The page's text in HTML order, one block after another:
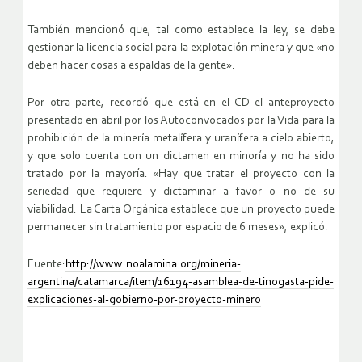
También mencionó que, tal como establece la ley, se debe
gestionar la licencia social para la explotación minera y que «no
deben hacer cosas a espaldas de la gente».
Por otra parte, recordó que está en el CD el anteproyecto
presentado en abril por los Autoconvocados por la Vida para la
prohibición de la minería metalífera y uranífera a cielo abierto,
y que solo cuenta con un dictamen en minoría y no ha sido
tratado por la mayoría. «Hay que tratar el proyecto con la
seriedad que requiere y dictaminar a favor o no de su
viabilidad. La Carta Orgánica establece que un proyecto puede
permanecer sin tratamiento por espacio de 6 meses», explicó.
Fuente: http://www.noalamina.org/mineria-
argentina/catamarca/item/16194-asamblea-de-tinogasta-pide-
explicaciones-al-gobierno-por-proyecto-minero